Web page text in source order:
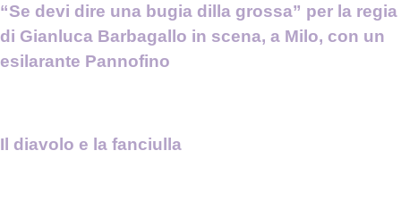
“Se devi dire una bugia dilla grossa” per la regia
di Gianluca Barbagallo in scena, a Milo, con un
esilarante Pannofino
Il diavolo e la fanciulla